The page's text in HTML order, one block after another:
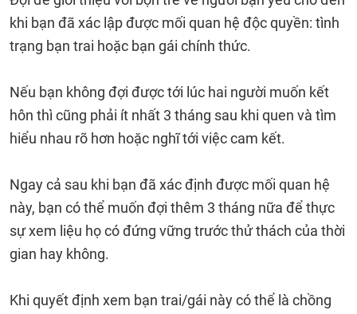
khi bạn đã xác lập được mối quan hệ độc quyền: tình
trạng bạn trai hoặc bạn gái chính thức.
Nếu bạn không đợi được tới lúc hai người muốn kết
hôn thì cũng phải ít nhất 3 tháng sau khi quen và tìm
hiểu nhau rõ hơn hoặc nghĩ tới việc cam kết.
Ngay cả sau khi bạn đã xác định được mối quan hệ
này, bạn có thể muốn đợi thêm 3 tháng nữa để thực
sự xem liệu họ có đứng vững trước thử thách của thời
gian hay không.
Khi quyết định xem bạn trai/gái này có thể là chồng